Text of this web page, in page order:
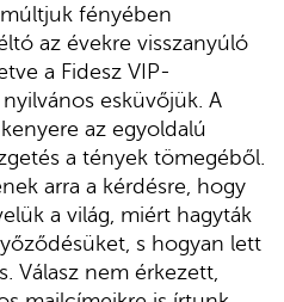
fényében
az évekre visszanyúló
a Fidesz VIP-
esküvőjük. A
az egyoldalú
a tények tömegéből.
arra a kérdésre, hogy
a világ, miért hagyták
s hogyan lett
Válasz nem érkezett,